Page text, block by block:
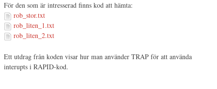
För den som är intresserad finns kod att hämta:
rob_stor.txt
rob_liten_1.txt
rob_liten_2.txt
Ett utdrag från koden visar hur man använder TRAP för att använda
interupts i RAPID-kod.